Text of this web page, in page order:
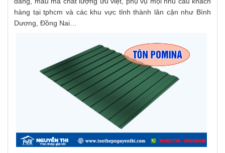
hàng tại tphcm và các khu vực tỉnh thành lân cận như Bình
Dương, Đồng Nai…